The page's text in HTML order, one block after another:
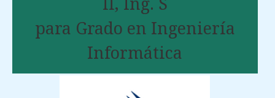
II, Ing. S
para Grado en Ingeniería
Informática